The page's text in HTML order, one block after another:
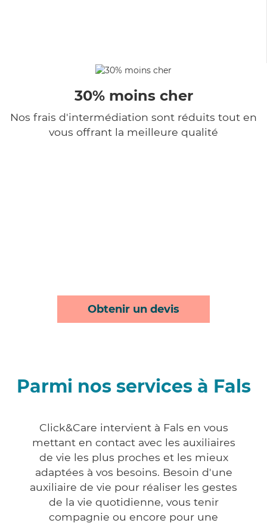
30% moins cher
Nos frais d'intermédiation sont réduits tout en
vous offrant la meilleure qualité
Obtenir un devis
Parmi nos services à Fals
Click&Care intervient à Fals en vous
mettant en contact avec les auxiliaires
de vie les plus proches et les mieux
adaptées à vos besoins. Besoin d'une
auxiliaire de vie pour réaliser les gestes
de la vie quotidienne, vous tenir
compagnie ou encore pour une